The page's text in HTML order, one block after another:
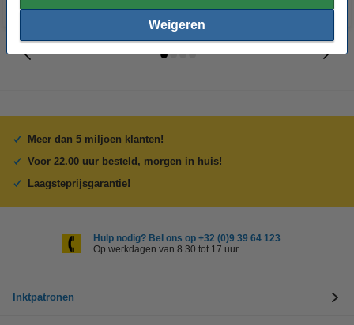
Weigeren
Meer dan 5 miljoen klanten!
Voor 22.00 uur besteld, morgen in huis!
Laagsteprijsgarantie!
Hulp nodig? Bel ons op +32 (0)9 39 64 123
Op werkdagen van 8.30 tot 17 uur
Inktpatronen